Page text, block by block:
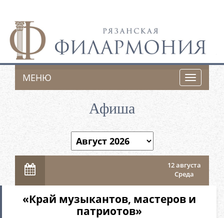
Toggle
МЕНЮ
Афиша
12 августа
Среда
«Край музыкантов, мастеров и
патриотов»